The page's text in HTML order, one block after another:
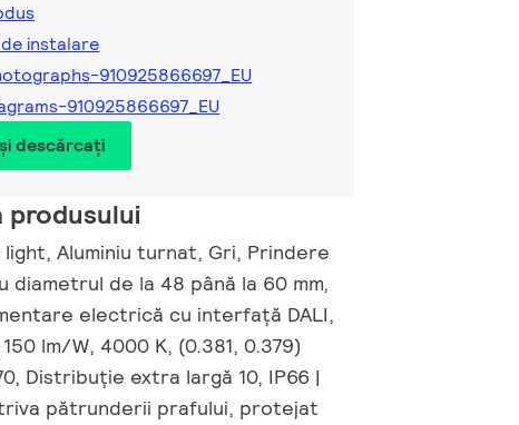
instalare
910925866697_EU
910925866697_EU
descărcați
produsului
Aluminiu turnat, Gri, Prindere
de la 48 până la 60 mm,
electrică cu interfață DALI,
lm/W, 4000 K, (0.381, 0.379)
Distribuție extra largă 10, IP66 |
pătrunderii prafului, protejat